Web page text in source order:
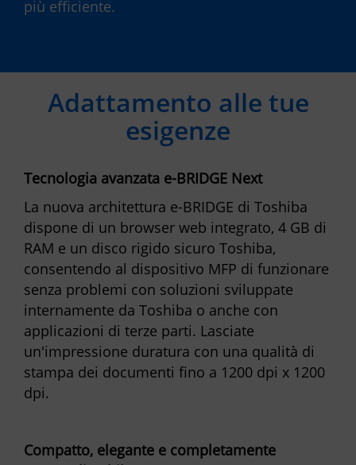
più efficiente.
Adattamento alle tue
esigenze
Tecnologia avanzata e-BRIDGE Next
La nuova architettura e-BRIDGE di Toshiba
dispone di un browser web integrato, 4 GB di
RAM e un disco rigido sicuro Toshiba,
consentendo al dispositivo MFP di funzionare
senza problemi con soluzioni sviluppate
internamente da Toshiba o anche con
applicazioni di terze parti. Lasciate
un'impressione duratura con una qualità di
stampa dei documenti fino a 1200 dpi x 1200
dpi.
Compatto, elegante e completamente